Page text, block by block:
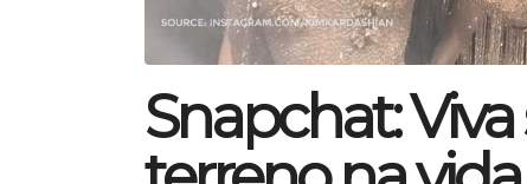
Snapchat: